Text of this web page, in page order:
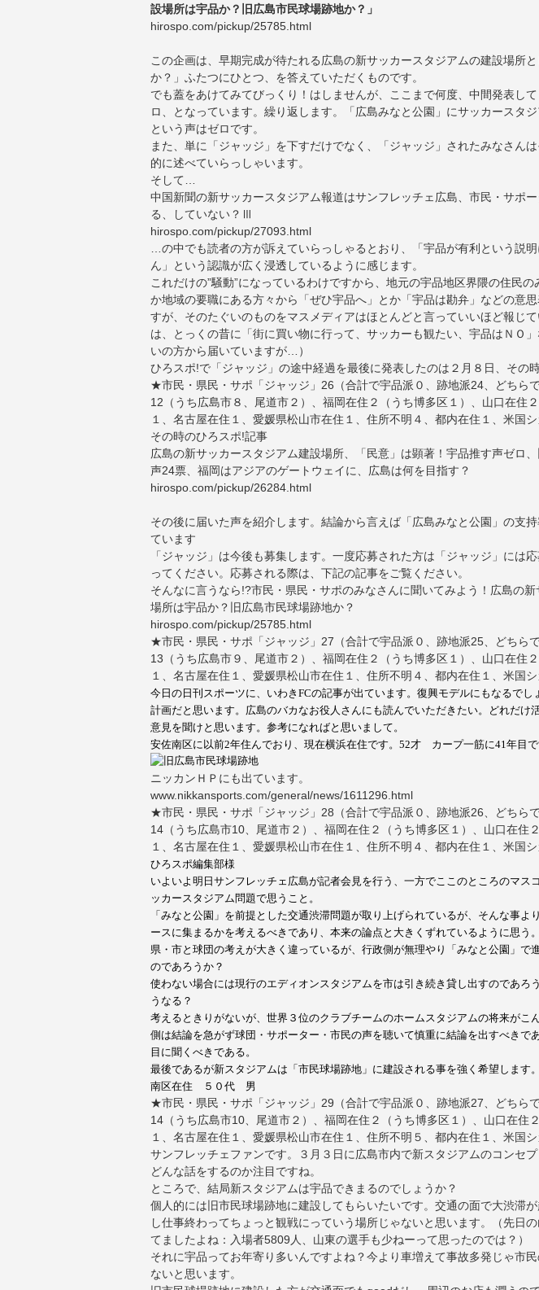
設場所は宇品か？旧広島市民球場跡地か？」
hirospo.com/pickup/25785.html
この企画は、早期完成が待たれる広島の新サッカースタジアムの建設場所
か？」ふたつにひとつ、を答えていただくものです。
でも蓋をあけてみてびっくり！はしませんが、ここまで何度、中間発表し
ロ、となっています。繰り返します。「広島みなと公園」にサッカースタジ
という声はゼロです。
また、単に「ジャッジ」を下すだけでなく、「ジャッジ」されたみなさん
的に述べていらっしゃいます。
そして…
中国新聞の新サッカースタジアム報道はサンフレッチェ広島、市民・サポ
る、していない？Ⅲ
hirospo.com/pickup/27093.html
…の中でも読者の方が訴えていらっしゃるとおり、「宇品が有利という説
ん」という認識が広く浸透しているように感じます。
これだけの”騒動”になっているわけですから、地元の宇品地区界隈の住民
か地域の要職にある方々から「ぜひ宇品へ」とか「宇品は勘弁」などの意
すが、そのたぐいのものをマスメディアはほとんどと言っていいほど報じ
は、とっくの昔に「街に買い物に行って、サッカーも観たい、宇品はＮＯ
いの方から届いていますが…）
ひろスポ!で「ジャッジ」の途中経過を最後に発表したのは２月８日、その
★市民・県民・サポ「ジャッジ」26（合計で宇品派０、跡地派24、どちら
12（うち広島市８、尾道市２）、福岡在住２（うち博多区１）、山口在住
１、名古屋在住１、愛媛県松山市在住１、住所不明４、都内在住１、米国シ
その時のひろスポ!記事
広島の新サッカースタジアム建設場所、「民意」は顕著！宇品推す声ゼロ
声24票、福岡はアジアのゲートウェイに、広島は何を目指す？
hirospo.com/pickup/26284.html
その後に届いた声を紹介します。結論から言えば「広島みなと公園」の支
ています
「ジャッジ」は今後も募集します。一度応募された方は「ジャッジ」には
ってください。応募される際は、下記の記事をご覧ください。
そんなに言うなら!?市民・県民・サポのみなさんに聞いてみよう！広島の
場所は宇品か？旧広島市民球場跡地か？
hirospo.com/pickup/25785.html
★市民・県民・サポ「ジャッジ」27（合計で宇品派０、跡地派25、どちら
13（うち広島市９、尾道市２）、福岡在住２（うち博多区１）、山口在住
１、名古屋在住１、愛媛県松山市在住１、住所不明４、都内在住１、米国シ
今日の日刊スポーツに、いわき FCの記事が出ています。復興モデルにもなるでし
計画だと思います。広島のバカなお役人さんにも読んでいただきたい。どれだけ
意見を聞けと思います。 参考になればと思いまして。
安佐南区に以前2年住んでおり、現在横浜在住です。 52才 カープ一筋に41年目で
ニッカンＨＰにも出ています。
www.nikkansports.com/general/news/1611296.html
★市民・県民・サポ「ジャッジ」28（合計で宇品派０、跡地派26、どちら
14（うち広島市10、尾道市２）、福岡在住２（うち博多区１）、山口在住
１、名古屋在住１、愛媛県松山市在住１、住所不明４、都内在住１、米国シ
ひろスポ編集部様
いよいよ明日サンフレッチェ広島が記者会見を行う、一方でここのところのマス
ッカースタジアム問題で思うこと。
「みなと公園」を前提とした交通渋滞問題が取り上げられているが、そんな事よ
ースに集まるかを考えるべきであり、本来の論点と大きくずれているように思う。
県・市と球団の考えが大きく違っているが、行政側が無理やり「みなと公園」で
のであろうか？
使わない場合には現行のエディオンスタジアムを市は引き続き貸し出すのであろ
うなる？
考えるときりがないが、世界３位のクラブチームのホームスタジアムの将来がこ
側は結論を急がず球団・サポーター・市民の声を聴いて慎重に結論を出すべきで
目に聞くべきである。
最後であるが新スタジアムは「市民球場跡地」に建設される事を強く希望します。
南区在住 ５０代 男
★市民・県民・サポ「ジャッジ」29（合計で宇品派０、跡地派27、どちら
14（うち広島市10、尾道市２）、福岡在住２（うち博多区１）、山口在住
１、名古屋在住１、愛媛県松山市在住１、住所不明５、都内在住１、米国シ
サンフレッチェファンです。３月３日に広島市内で新スタジアムのコンセ
どんな話をするのか注目ですね。
ところで、結局新スタジアムは宇品できまるのでしょうか？
個人的には旧市民球場跡地に建設してもらいたいです。交通の面で大渋滞
し仕事終わってちょっと観戦にっていう場所じゃないと思います。（先日
てましたよね：入場者5809人、山東の選手も少ねーって思ったのでは？）
それに宇品ってお年寄り多いんですよね？今より車増えて事故多発じゃ市
ないと思います。